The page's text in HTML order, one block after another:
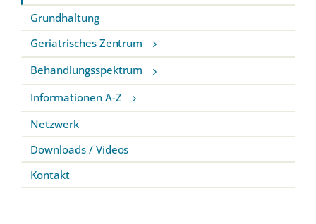
Grundhaltung
Geriatrisches Zentrum
Behandlungsspektrum
Informationen A-Z
Netzwerk
Downloads / Videos
Kontakt